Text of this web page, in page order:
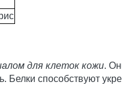
для клеток кожи.
Белки способствуют